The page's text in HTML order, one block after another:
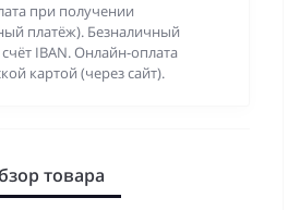
при получении
платёж). Безналичный
IBAN. Онлайн-оплата
картой (через сайт).
товара